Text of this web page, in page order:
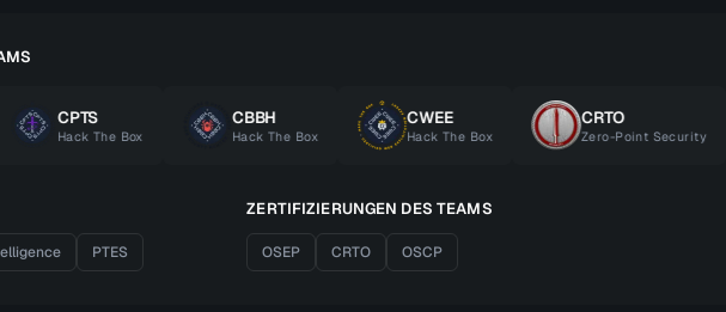
CPTS
Hack The Box
CBBH
Hack The Box
CWEE
Hack The Box
CRTO
Zero-Point Security
PTES
ZERTIFIZIERUNGEN DES TEAMS
OSEP CRTO OSCP